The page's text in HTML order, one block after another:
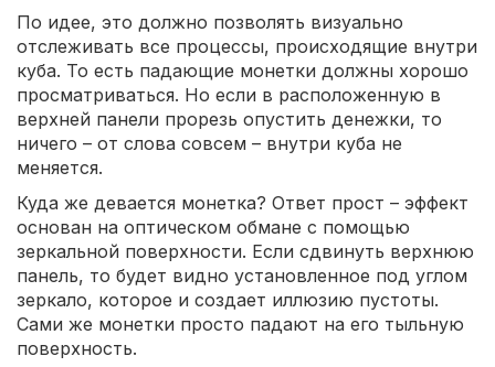
По идее, это должно позволять визуально
отслеживать все процессы, происходящие внутри
куба. То есть падающие монетки должны хорошо
просматриваться. Но если в расположенную в
верхней панели прорезь опустить денежки, то
ничего – от слова совсем – внутри куба не
меняется.
Куда же девается монетка? Ответ прост – эффект
основан на оптическом обмане с помощью
зеркальной поверхности. Если сдвинуть верхнюю
панель, то будет видно установленное под углом
зеркало, которое и создает иллюзию пустоты.
Сами же монетки просто падают на его тыльную
поверхность.